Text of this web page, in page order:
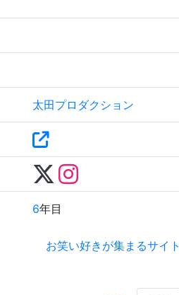
太田プロダクション
6年目
お笑い好きが集まるサイ